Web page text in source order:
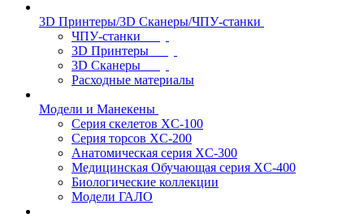
3D Принтеры/3D Сканеры/ЧПУ-станки
ЧПУ-станки
3D Принтеры
3D Сканеры
Расходные материалы
Модели и Манекены
Серия скелетов XC-100
Серия торсов XC-200
Анатомическая серия XC-300
Медицинская Обучающая серия XC-400
Биологические коллекции
Модели ГАЛО